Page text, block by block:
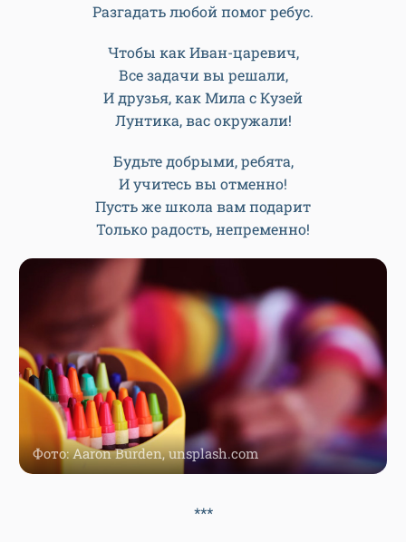
Разгадать любой помог ребус.
Чтобы как Иван-царевич,
Все задачи вы решали,
И друзья, как Мила с Кузей
Лунтика, вас окружали!
Будьте добрыми, ребята,
И учитесь вы отменно!
Пусть же школа вам подарит
Только радость, непременно!
Фото: Aaron Burden, unsplash.com
***